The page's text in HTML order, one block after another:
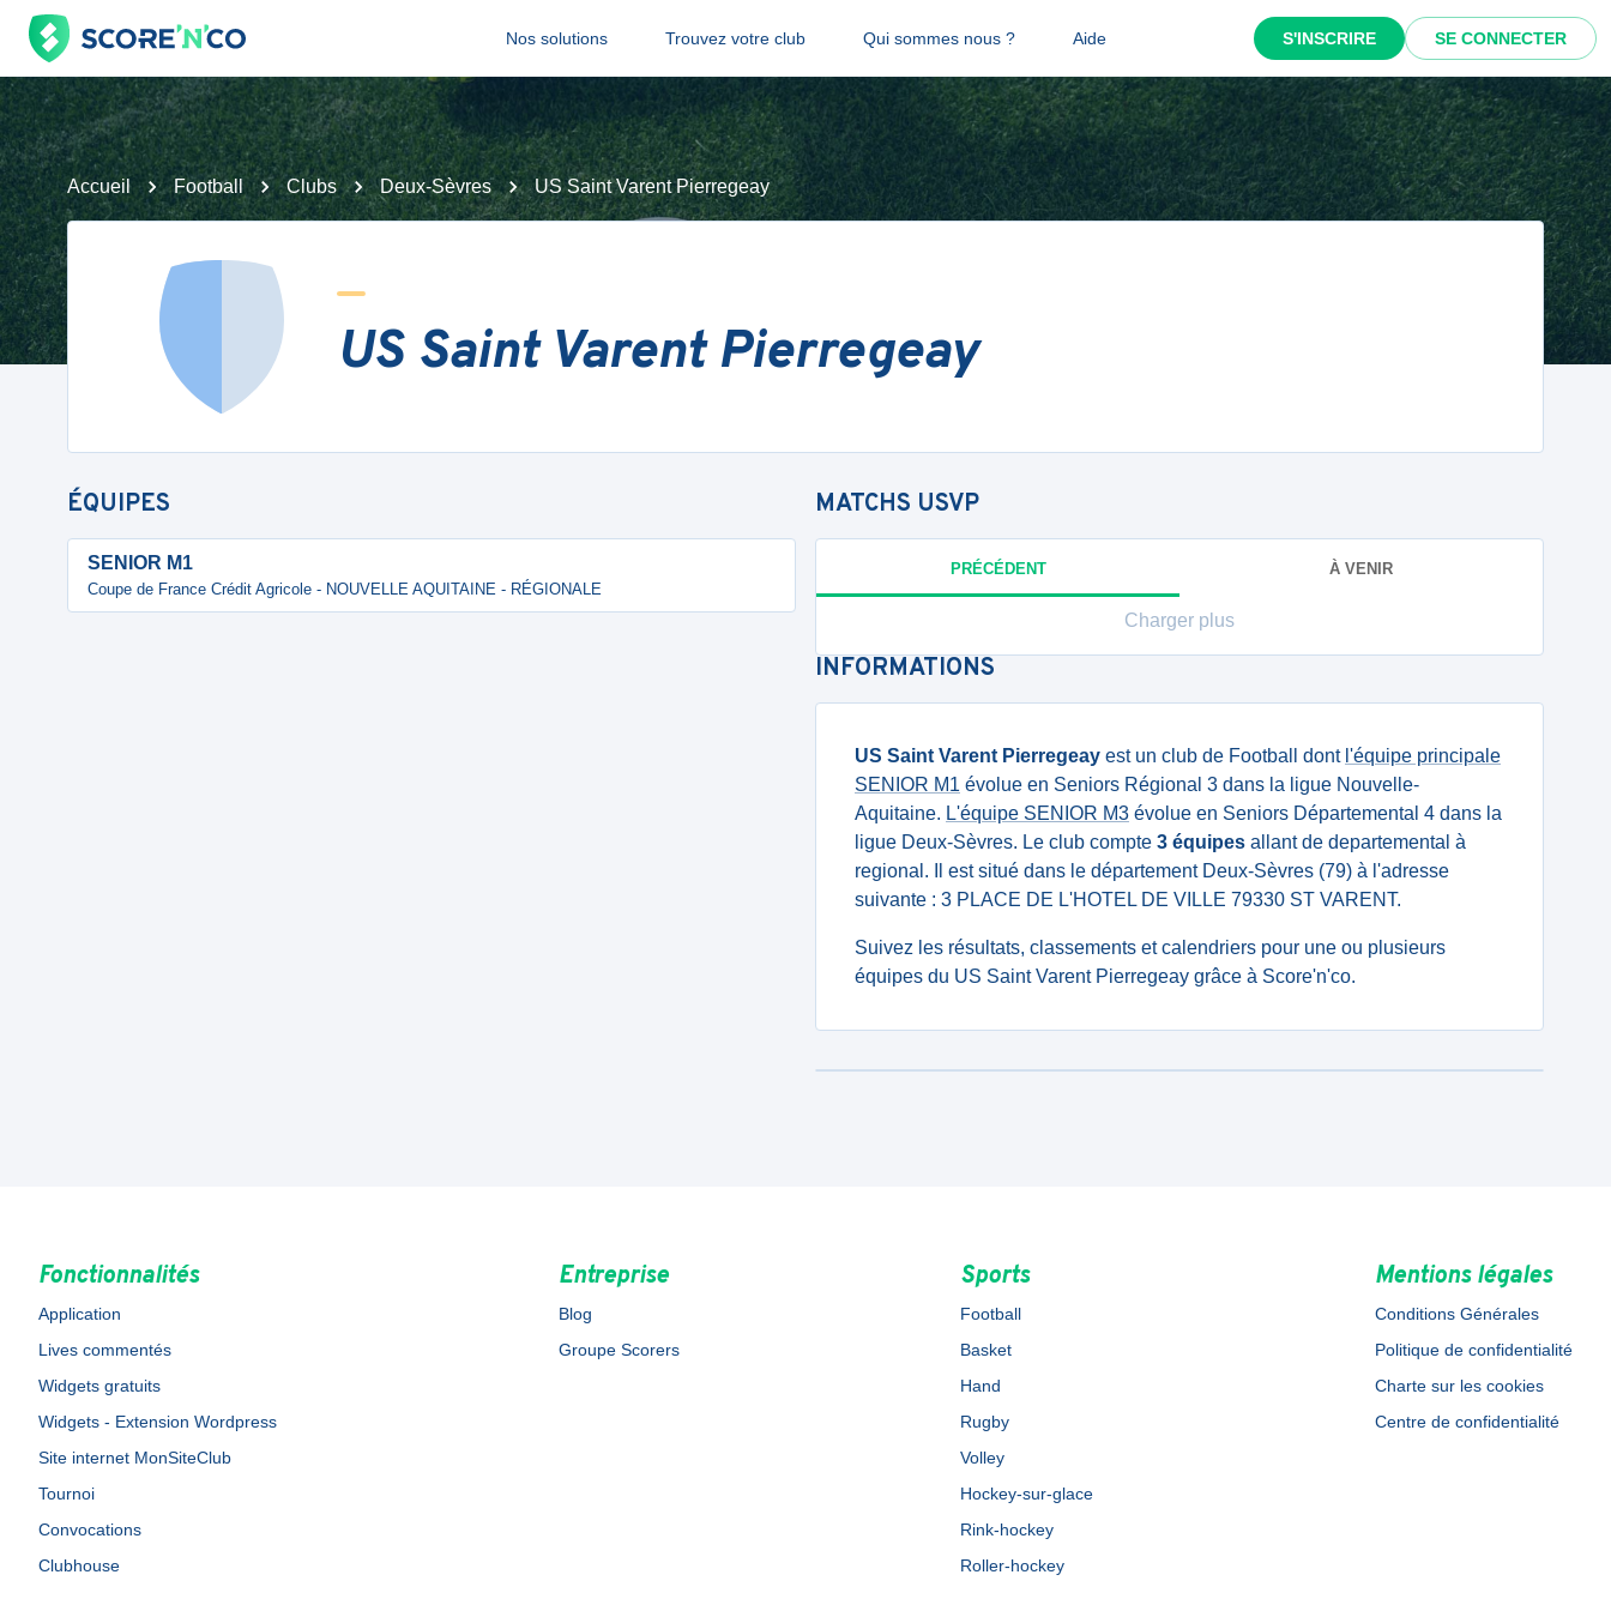
Nos solutions Trouvez votre club Qui sommes nous ? Aide S'INSCRIRE SE CONNECTER
Accueil Football Clubs Deux-Sèvres US Saint Varent Pierregeay
US Saint Varent Pierregeay
ÉQUIPES
SENIOR M1
Coupe de France Crédit Agricole - NOUVELLE AQUITAINE - RÉGIONALE
MATCHS USVP
PRÉCÉDENT À VENIR
Charger plus
INFORMATIONS
US Saint Varent Pierregeay est un club de Football dont l'équipe principale
SENIOR M1 évolue en Seniors Régional 3 dans la ligue Nouvelle-
Aquitaine. L'équipe SENIOR M3 évolue en Seniors Départemental 4 dans la
ligue Deux-Sèvres. Le club compte 3 équipes allant de departemental à
regional. Il est situé dans le département Deux-Sèvres (79) à l'adresse
suivante : 3 PLACE DE L'HOTEL DE VILLE 79330 ST VARENT.
Suivez les résultats, classements et calendriers pour une ou plusieurs
équipes du US Saint Varent Pierregeay grâce à Score'n'co.
Fonctionnalités
Application
Lives commentés
Widgets gratuits
Widgets - Extension Wordpress
Site internet MonSiteClub
Tournoi
Convocations
Clubhouse
Entreprise
Blog
Groupe Scorers
Sports
Football
Basket
Hand
Rugby
Volley
Hockey-sur-glace
Rink-hockey
Roller-hockey
Mentions légales
Conditions Générales
Politique de confidentialité
Charte sur les cookies
Centre de confidentialité